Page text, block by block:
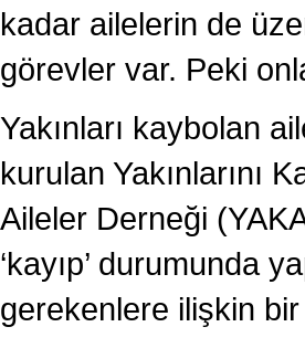
kadar ailelerin de
görevler var. Peki
Yakınları kaybolan
kurulan Yakınlarını
Aileler Derneği
‘kayıp’ durumunda
gerekenlere ilişkin bir